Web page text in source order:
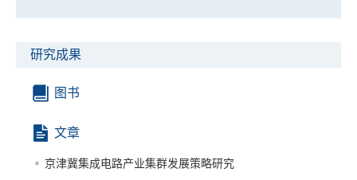
研究成果
图书
文章
京津冀集成电路产业集群发展策略研究